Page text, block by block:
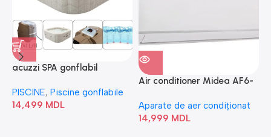
acuzzi SPA gonflabil
Bubble” 28446
PISCINE, Piscine gonflabile
14,499 MDL
Air conditioner Midea AF6-
Aparate de aer condiționat
14,999 MDL